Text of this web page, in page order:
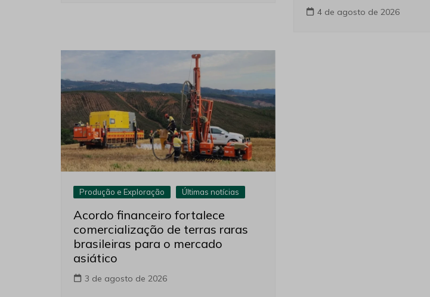
4 de agosto de 2026
Produção e Exploração Últimas notícias
Acordo financeiro fortalece
comercialização de terras raras
brasileiras para o mercado
asiático
3 de agosto de 2026